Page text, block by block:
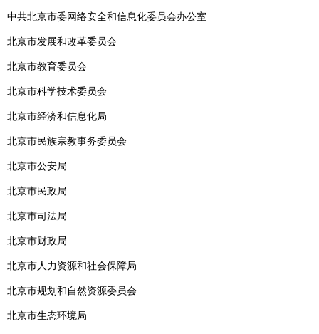
中共北京市委网络安全和信息化委员会办公室
北京市发展和改革委员会
北京市教育委员会
北京市科学技术委员会
北京市经济和信息化局
北京市民族宗教事务委员会
北京市公安局
北京市民政局
北京市司法局
北京市财政局
北京市人力资源和社会保障局
北京市规划和自然资源委员会
北京市生态环境局